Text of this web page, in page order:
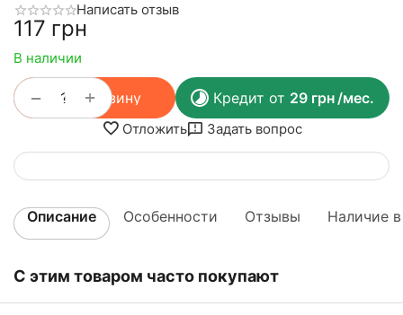
Написать отзыв
‍117‍ грн
В наличии
+
− В корзину Кредит от 29 грн/мес.
Отложить Задать вопрос
Описание Особенности Отзывы Наличие
С этим товаром часто покупают